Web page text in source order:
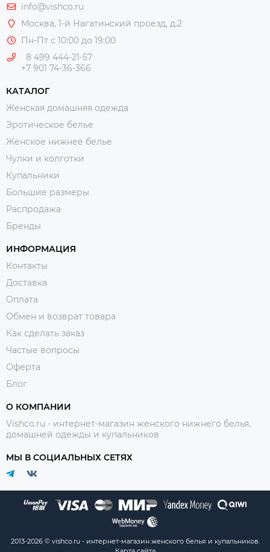
info@vishco.ru
Москва, 1-й Нагатинский проезд, д.2
Пн-Пт с 10:00 до 19:00
8 499 444-21-57
+7 901 74-36-366
КАТАЛОГ
Женская домашняя одежда
Эротическое белье
Женское нижнее белье
Чулки и колготки
Купальники
Большие размеры
Распродажа
Бренды
ИНФОРМАЦИЯ
Контакты
Доставка
Оплата
Обмен и возврат товара
Как сделать заказ
Частые вопросы
Оферта
Блог
О КОМПАНИИ
Vishco.ru - интернет-магазин женского нижнего белья,
домашней одежды и купальников
МЫ В СОЦИАЛЬНЫХ СЕТЯХ
2013-2026 © vishco.ru - интернет-магазин женского белья и купальников.